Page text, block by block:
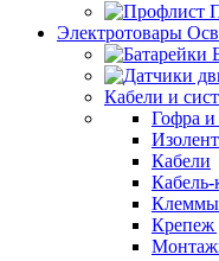
Электротовары
Кабели и
Гофра и
Кабели
Кабель-
Клеммы
Крепеж